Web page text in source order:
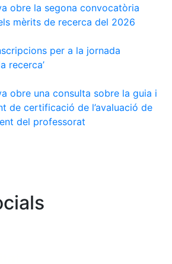
obre la segona convocatòria
mèrits de recerca del 2026
per a la jornada
recerca’
obre una consulta sobre la guia i
de certificació de l’avaluació de
del professorat
nos al nostre canal de Twitter